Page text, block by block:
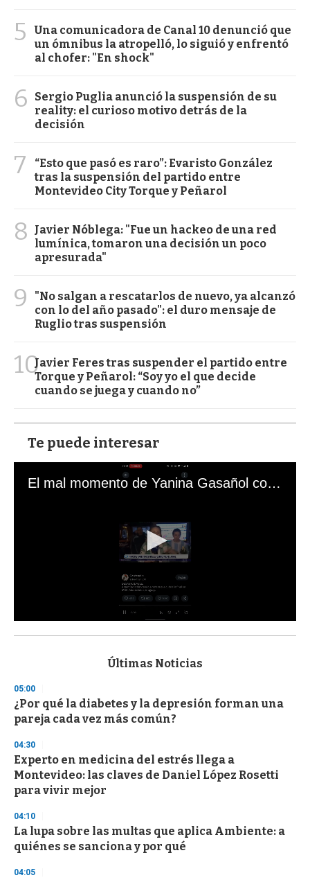
5
Una comunicadora de Canal 10 denunció que
un ómnibus la atropelló, lo siguió y enfrentó
al chofer: "En shock"
6
Sergio Puglia anunció la suspensión de su
reality: el curioso motivo detrás de la
decisión
7
“Esto que pasó es raro”: Evaristo González
tras la suspensión del partido entre
Montevideo City Torque y Peñarol
8
Javier Nóblega: "Fue un hackeo de una red
lumínica, tomaron una decisión un poco
apresurada"
9
"No salgan a rescatarlos de nuevo, ya alcanzó
con lo del año pasado": el duro mensaje de
Ruglio tras suspensión
10Javier Feres tras suspender el partido entre
Torque y Peñarol: “Soy yo el que decide
cuando se juega y cuando no”
Te puede interesar
El mal momento de Yanina Gasañol con un hincha argentino en "Subrayado"
s
d
s
o
f
3
s
e
c
o
d
s
Últimas Noticias
05:00
¿Por qué la diabetes y la depresión forman una
pareja cada vez más común?
04:30
Experto en medicina del estrés llega a
Montevideo: las claves de Daniel López Rosetti
para vivir mejor
04:10
La lupa sobre las multas que aplica Ambiente: a
quiénes se sanciona y por qué
04:05